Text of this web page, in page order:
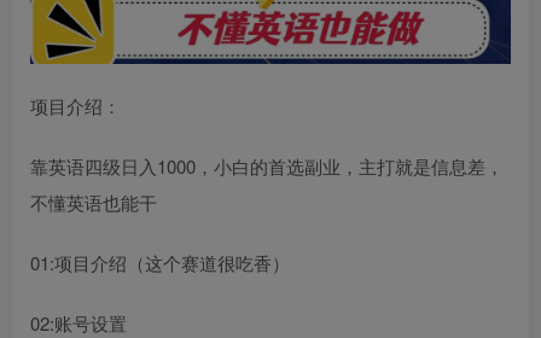
项目介绍：
靠英语四级日入1000，小白的首选副业，主打就是信息差，
不懂英语也能干
01:项目介绍（这个赛道很吃香）
02:账号设置